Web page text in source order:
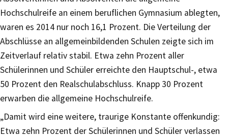
Hochschulreife an einem beruflichen Gymnasium ablegten,
waren es 2014 nur noch 16,1 Prozent. Die Verteilung der
Abschlüsse an allgemeinbildenden Schulen zeigte sich im
Zeitverlauf relativ stabil. Etwa zehn Prozent aller
Schülerinnen und Schüler erreichte den Hauptschul-, etwa
50 Prozent den Realschulabschluss. Knapp 30 Prozent
erwarben die allgemeine Hochschulreife.
„Damit wird eine weitere, traurige Konstante offenkundig:
Etwa zehn Prozent der Schülerinnen und Schüler verlassen